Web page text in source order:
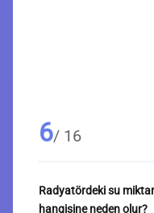
6/ 16
Radyatördeki su
hangisine neden olur?